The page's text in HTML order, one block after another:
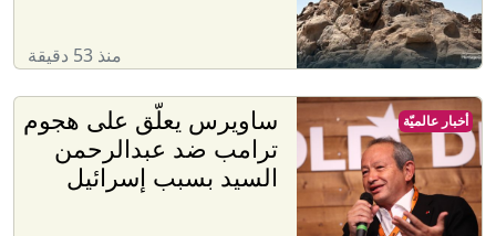
منذ 53 دقيقة
ساويرس يعلّق على هجوم
ترامب ضد عبدالرحمن
السيد بسبب إسرائيل
أخبار عالميّة